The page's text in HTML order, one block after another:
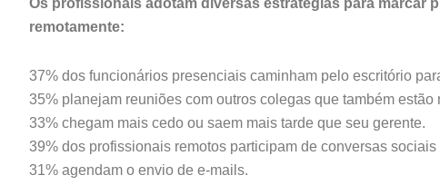
Os profissionais adotam diversas estratégias para marcar
remotamente:
37% dos funcionários presenciais caminham pelo escritório
35% planejam reuniões com outros colegas que também estão
33% chegam mais cedo ou saem mais tarde que seu gerente.
39% dos profissionais remotos participam de conversas
31% agendam o envio de e-mails.